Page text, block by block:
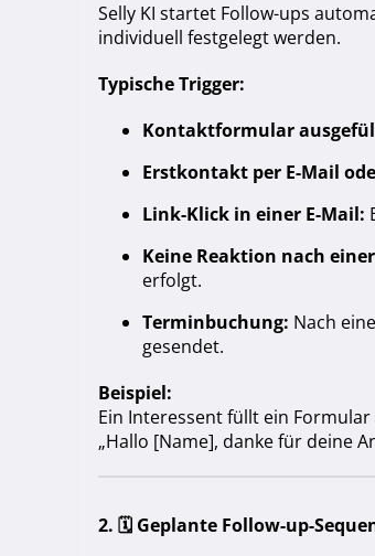
Selly KI startet Follow-ups
individuell festgelegt werden.
Typische Trigger:
Kontaktformular
Erstkontakt per E-Mail
Link-Klick in einer E-Mail:
Keine Reaktion nach
erfolgt.
Terminbuchung: Nach
gesendet.
Beispiel:
Ein Interessent füllt ein
„Hallo [Name], danke für deine
2. 🗓 Geplante Follow-up-